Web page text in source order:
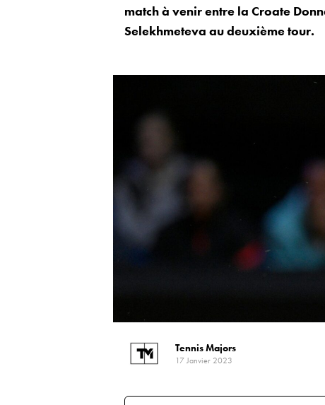
match à venir entre la Croate
Selekhmeteva au deuxième tour.
Tennis Majors
17 Janvier 2023